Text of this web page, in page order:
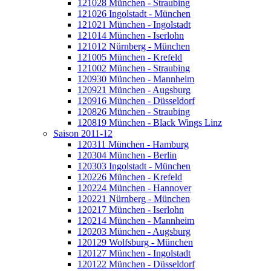
121028 München - Straubing
121026 Ingolstadt - München
121021 München - Ingolstadt
121014 München - Iserlohn
121012 Nürnberg - München
121005 München - Krefeld
121002 München - Straubing
120930 München - Mannheim
120921 München - Augsburg
120916 München - Düsseldorf
120826 München - Straubing
120819 München - Black Wings Linz
Saison 2011-12
120311 München - Hamburg
120304 München - Berlin
120303 Ingolstadt - München
120226 München - Krefeld
120224 München - Hannover
120221 Nürnberg - München
120217 München - Iserlohn
120214 München - Mannheim
120203 München - Augsburg
120129 Wolfsburg - München
120127 München - Ingolstadt
120122 München - Düsseldorf